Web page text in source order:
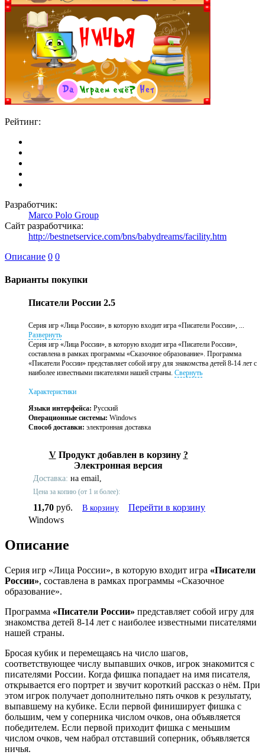
Рейтинг:
Разработчик:
Marco Polo Group
Сайт разработчика:
http://bestnetservice.com/bns/babydreams/facility.htm
Описание 0 0
Варианты покупки
Писатели России 2.5
Серия игр «Лица России», в которую входит игра «Писатели России», ...
Развернуть
Серия игр «Лица России», в которую входит игра «Писатели России»,
составлена в рамках программы «Сказочное образование». Программа
«Писатели России» представляет собой игру для знакомства детей 8-14 лет с
наиболее известными писателями нашей страны. Свернуть
Характеристики
Языки интерфейса: Русский
Операционные системы: Windows
Способ доставки: электронная доставка
V Продукт добавлен в корзину ?
Электронная версия
Доставка: на email,
Цена за копию (от 1 и более):
11,70 руб. В корзину
Перейти в корзину
Windows
Описание
Серия игр «Лица России», в которую входит игра «Писатели
России», составлена в рамках программы «Сказочное
образование».
Программа «Писатели России» представляет собой игру для
знакомства детей 8-14 лет с наиболее известными писателями
нашей страны.
Бросая кубик и перемещаясь на число шагов,
соответствующее числу выпавших очков, игрок знакомится с
писателями России. Когда фишка попадает на имя писателя,
открывается его портрет и звучит короткий рассказ о нём. При
этом игрок получает дополнительно пять очков к результату,
выпавшему на кубике. Если первой финиширует фишка с
большим, чем у соперника числом очков, она объявляется
победителем. Если первой приходит фишка с меньшим
числом очков, чем набрал отставший соперник, объявляется
ничья.